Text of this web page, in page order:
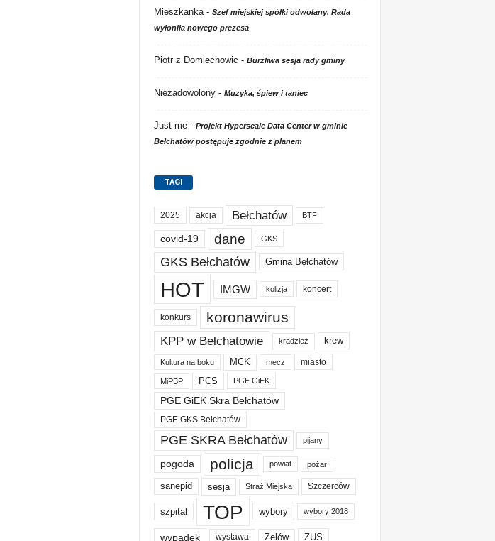
Mieszkanka- Szef miejskiej spółki odwołany. Rada
wyłoniła nowego prezesa
Piotr z Domiechowic - Burzliwa sesja rady gminy
Niezadowolony- Muzyka, śpiew i taniec
Just me- Projekt Hyperscale Data Center w gminie
Bełchatów postępuje zgodnie z planem
TAGI
2025 akcja Bełchatów BTF
covid-19 dane GKS
GKS Bełchatów Gmina Bełchatów
HOT IMGW kolizja koncert
konkurs koronawirus
KPP w Bełchatowie kradzież krew
Kultura na boku MCK mecz miasto
MiPBP PCS PGE GiEK
PGE GiEK Skra Bełchatów
PGE GKS Bełchatów
PGE SKRA Bełchatów pijany
pogoda policja powiat pożar
sanepid sesja Straż Miejska Szczerców
szpital TOP wybory wybory 2018
wypadek wystawa Zelów ZUS